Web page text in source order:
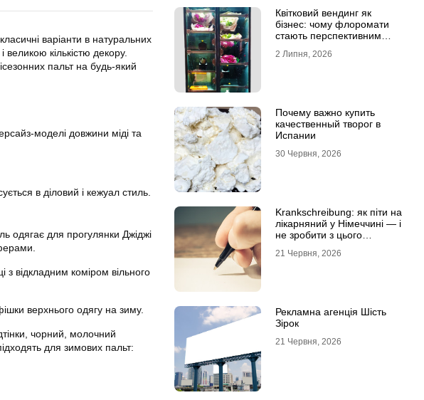
варіанти в натуральних
кількістю декору.
пальт на будь-який
моделі довжини міді та
в діловий і кежуал стиль.
одягає для прогулянки Джіджі
з відкладним коміром вільного
верхнього одягу на зиму.
чорний, молочний
для зимових пальт:
Квітковий вендинг як
бізнес: чому флоромати
стають перспективним
2 Липня, 2026
Почему важно купить
качественный творог в
Испании
30 Червня, 2026
Krankschreibung: як піти на
лікарняний у Німеччині — і
не зробити з цього
21 Червня, 2026
Рекламна агенція Шість
Зірок
21 Червня, 2026